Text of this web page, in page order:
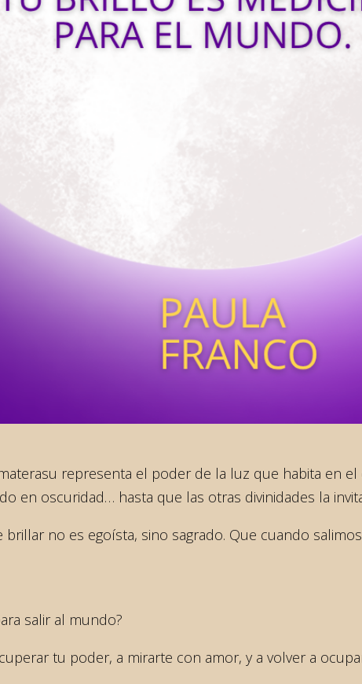
representa el poder de la luz que habita en
en oscuridad… hasta que las otras divinidades la
no es egoísta, sino sagrado. Que cuando
salir al mundo?
tu poder, a mirarte con amor, y a volver a